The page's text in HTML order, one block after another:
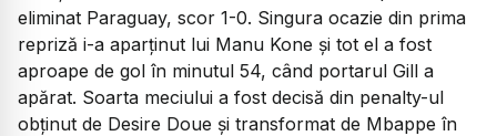
eliminat Paraguay, scor 1-0. Singura ocazie din prima
repriză i-a aparținut lui Manu Kone și tot el a fost
aproape de gol în minutul 54, când portarul Gill a
apărat. Soarta meciului a fost decisă din penalty-ul
obținut de Desire Doue și transformat de Mbappe în